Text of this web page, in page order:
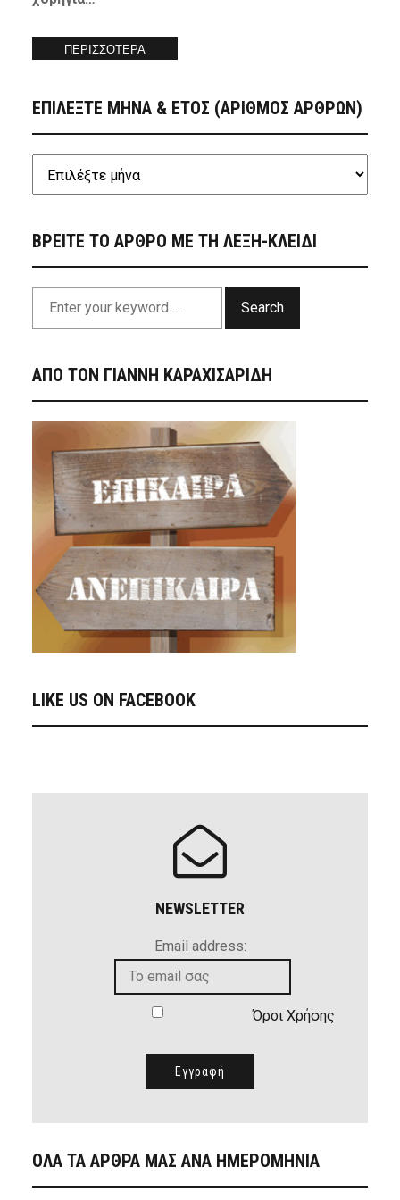
ΠΕΡΙΣΣΟΤΕΡΑ
ΕΠΙΛΕΞΤΕ ΜΗΝΑ & ΕΤΟΣ (ΑΡΙΘΜΟΣ ΑΡΘΡΩΝ)
ΒΡΕΙΤΕ ΤΟ ΑΡΘΡΟ ΜΕ ΤΗ ΛΕΞΗ-ΚΛΕΙΔΙ
Search
ΑΠΟ ΤΟΝ ΓΙΑΝΝΗ ΚΑΡΑΧΙΣΑΡΙΔΗ
LIKE US ON FACEBOOK
NEWSLETTER
Email address:
Όροι Χρήσης
ΟΛΑ ΤΑ ΑΡΘΡΑ ΜΑΣ ΑΝΑ ΗΜΕΡΟΜΗΝΙΑ